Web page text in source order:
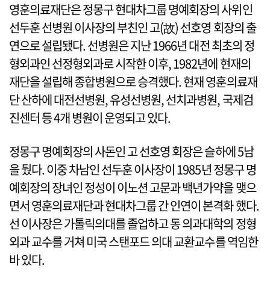
영훈의료재단은 정몽구 현대차그룹 명예회장의 사위인
선두훈 선병원 이사장의 부친인 고(故) 선호영 회장의 출
연으로 설립됐다. 선병원은 지난 1966년 대전 최초의 정
형외과인 선정형외과로 시작한 이후, 1982년에 현재의
재단을 설립해 종합병원으로 승격했다. 현재 영훈의료재
단 산하에 대전선병원, 유성선병원, 선치과병원, 국제검
진센터 등 4개 병원이 운영되고 있다.
정몽구 명예회장의 사돈인 고 선호영 회장은 슬하에 5남
을 뒀다. 이중 차남인 선두훈 이사장이 1985년 정몽구 명
예회장의 장녀인 정성이 이노션 고문과 백년가약을 맺으
면서 영훈의료재단과 현대차그룹 간 인연이 본격화 했다.
선 이사장은 가톨릭의대를 졸업하고 동 의과대학의 정형
외과 교수를 거쳐 미국 스탠포드 의대 교환교수를 역임한
바 있다.